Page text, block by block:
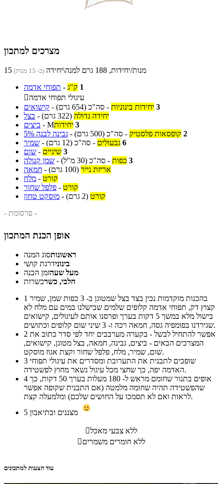
מצרכים למתכון
15 מנות/יחידות, 188 גרם למנה\יחידה (כ- 15 מנות)
תפוחי אדמה - 1 ק"ג
עיגולי תפוחי אדמה
קישואים - 3 יחידות בינוניות - סה"כ (654 גרם)
בצל - יחידה גדולה (322 גרם)
ביצים - 3 יחידותM
גבינה לבנה 5% - 2 קופסאות פלסטיק - סה"כ (500 גרם)
שמיר - 6 גבעולים - סה"כ (12 גרם)
שום - 3 שיניים
שמן קנולה - 3 כפות - סה"כ (30 מ"ל)
חמאה - אריזת נייר (100 גרם)
מלח - קורט
פלפל שחור - קורט
מוסקט טחון - קורט (2 גרם)
- פרסומת -
אופן הכנת המתכון
ראשונותסוג המנה
בינונידרגת קושי
מעל שעהזמן הכנה
חלבי, כשרכשרות
1
קצוץ דק, תפוחי אדמה קלופים שלמים שבישלנו במים עם מלח לא
בישול מלא במשך 5 דקות בערך ופרסנו אותם לעיגולים, קישואים
שגירדנו בפומפיה גסה, חמאה רכה ו- 3 שיני שום קלופים וכתושים.
2
המצרכים הבאים - ביצים, גבינה, חמאה, בצל מטוגן, קישואים,
שום, שמיר, מלח, פלפל שחור וקצת אגוז מוסקט.
3
האדמה יפה, כך שחצי מכל עיגול נשאר מחוץ לפשטידה.
4
שהפשטידה תהיה שחומה מלמטה (אם התבנית שקופה אפשר
לראות ואם לא תסמכו על החושים שלכם) ומלמעלה קצת.
5
ללא צבעי מאכל
ללא חומרים משמרים
עוד הצעות למתכונים